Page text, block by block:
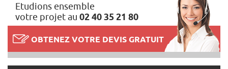
Etudions ensemble
votre projet au 02 40 35 21 80
OBTENEZ VOTRE DEVIS GRATUIT